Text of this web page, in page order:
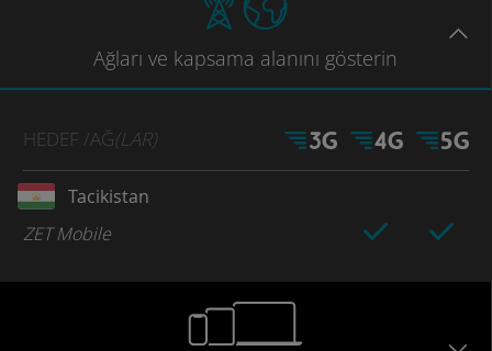
Ağları ve kapsama alanını gösterin
HEDEF /AĞ(LAR)
Tacikistan
ZET Mobile